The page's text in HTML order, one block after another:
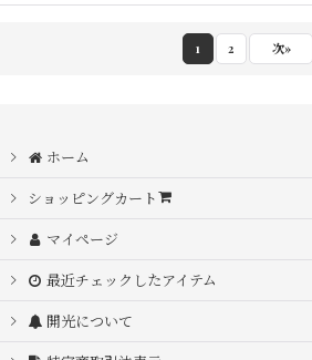
1 2 次»
ホーム
ショッピングカート
マイページ
最近チェックしたアイテム
開光について